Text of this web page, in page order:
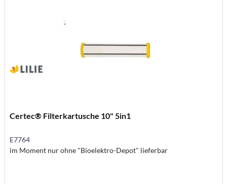
Certec® Filterkartusche 10" 5in1
E7764
im Moment nur ohne "Bioelektro-Depot" lieferbar